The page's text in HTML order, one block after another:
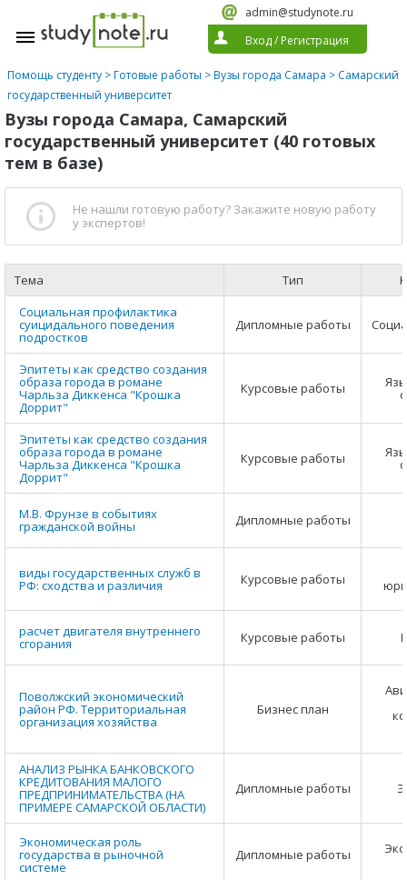
admin@studynote.ru
Вход/ Регистрация
Помощь студенту >Готовые работы >Вузы города Самара > Самарский
государственный университет
Вузы города Самара, Самарский
государственный университет (40 готовых
тем в базе)
Не нашли готовую работу? Закажите новую работу
у экспертов!
Тема Тип
Социальная профилактика
суицидального поведения
подростков
Дипломные работы
Эпитеты как средство создания
образа города в романе
Чарльза Диккенса "Крошка
Доррит"
Курсовые работы
Эпитеты как средство создания
образа города в романе
Чарльза Диккенса "Крошка
Доррит"
Курсовые работы
М.В. Фрунзе в событиях
гражданской войны Дипломные работы
виды государственных служб в
РФ: сходства и различия Курсовые работы
расчет двигателя внутреннего
сгорания Курсовые работы
Поволжский экономический
район РФ. Территориальная
организация хозяйства
Бизнес план
АНАЛИЗ РЫНКА БАНКОВСКОГО
КРЕДИТОВАНИЯ МАЛОГО
ПРЕДПРИНИМАТЕЛЬСТВА (НА
ПРИМЕРЕ САМАРСКОЙ ОБЛАСТИ)
Дипломные работы
Экономическая роль
государства в рыночной
системе
Дипломные работы